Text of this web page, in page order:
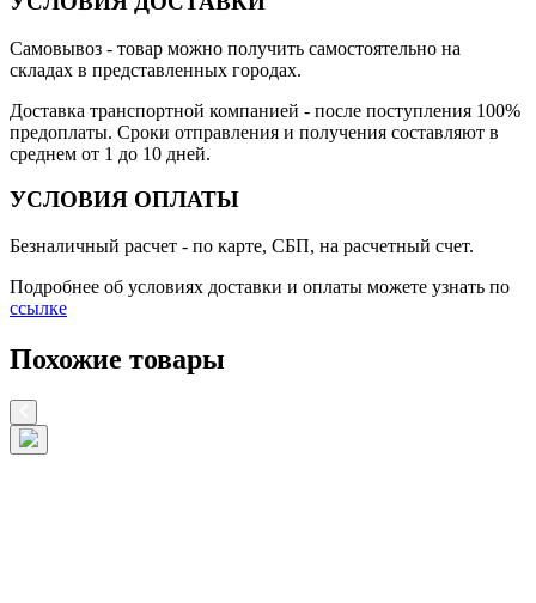
Самовывоз - товар можно получить самостоятельно на
складах в представленных городах.
Доставка транспортной компанией - после поступления 100%
предоплаты. Сроки отправления и получения составляют в
среднем от 1 до 10 дней.
УСЛОВИЯ ОПЛАТЫ
Безналичный расчет - по карте, СБП, на расчетный счет.
Подробнее об условиях доставки и оплаты можете узнать по
ссылке
Похожие товары